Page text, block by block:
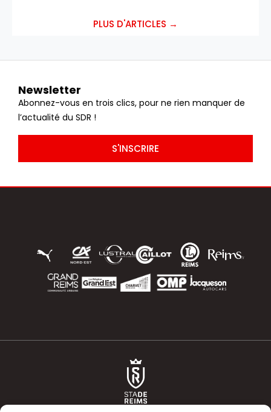
PLUS D'ARTICLES →
Newsletter
Abonnez-vous en trois clics, pour ne rien manquer de
l’actualité du SDR !
S'INSCRIRE